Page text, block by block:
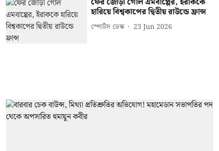
হারিয়ে বিশ্বকাপের দ্বিতীয় রাউন্ডে ফ্রান্স
স্পোর্টস ডেস্ক 23 Jun 2026